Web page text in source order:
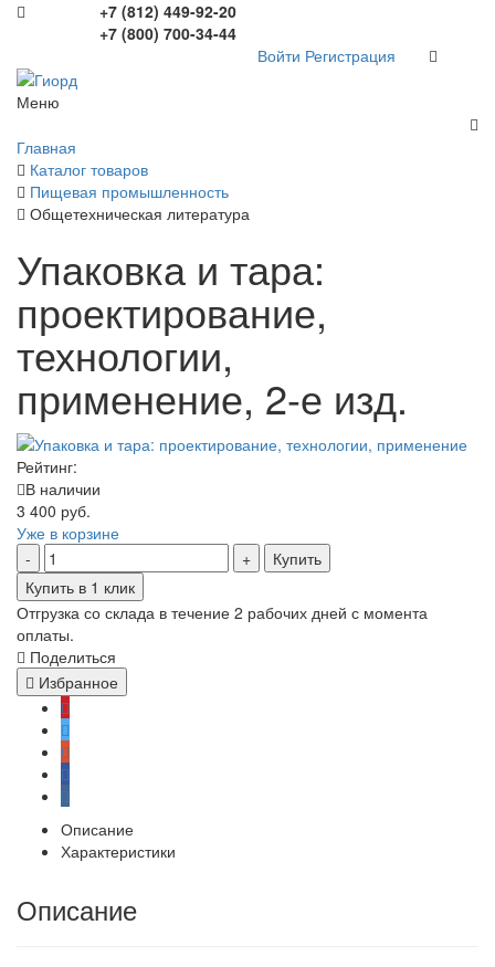
+7 (812) 449-92-20
+7 (800) 700-34-44
Войти Регистрация
Меню
Главная
Каталог товаров
Пищевая промышленность
Общетехническая литература
Упаковка и тара:
проектирование,
технологии,
применение, 2-е изд.
Рейтинг:
В наличии
3 400 руб.
Уже в корзине
Купить
Купить в 1 клик
Отгрузка со склада в течение 2 рабочих дней с момента
оплаты.
Поделиться
Избранное
Описание
Характеристики
Описание